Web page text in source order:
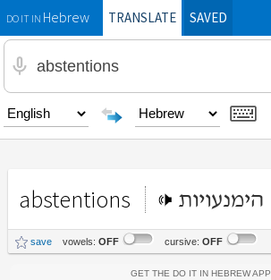
DO IT INHebrewTRANSLATE SAVED
abstentions הימנעויות
save vowels: OFF cursive: OFF
Get the Do It In Hebrew App